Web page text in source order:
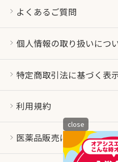
よくあるご質問
個人情報の取り扱いにつ
特定商取引法に基づく表
利用規約
医薬品販売について
close